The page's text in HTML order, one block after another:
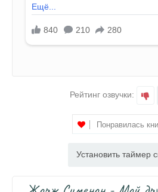
Рейтинг озвучки:
Понравилась
Установить таймер